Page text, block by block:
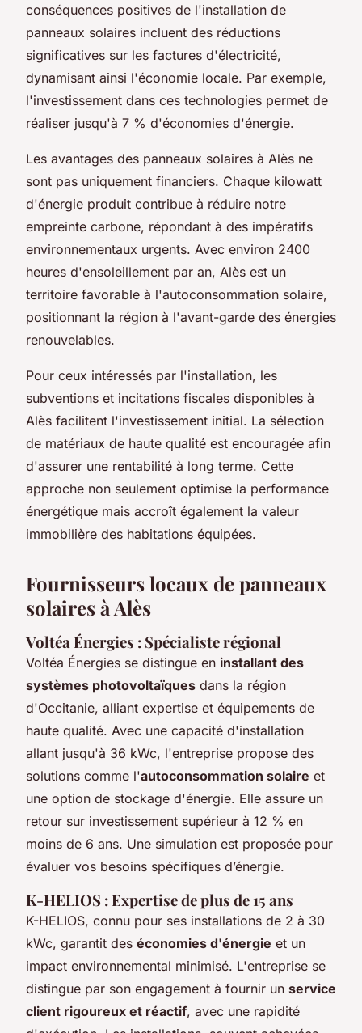
conséquences positives de l'installation de
panneaux solaires incluent des réductions
significatives sur les factures d'électricité,
dynamisant ainsi l'économie locale. Par exemple,
l'investissement dans ces technologies permet de
réaliser jusqu'à 7 % d'économies d'énergie.
Les avantages des panneaux solaires à Alès ne
sont pas uniquement financiers. Chaque kilowatt
d'énergie produit contribue à réduire notre
empreinte carbone, répondant à des impératifs
environnementaux urgents. Avec environ 2400
heures d'ensoleillement par an, Alès est un
territoire favorable à l'autoconsommation solaire,
positionnant la région à l'avant-garde des énergies
renouvelables.
Pour ceux intéressés par l'installation, les
subventions et incitations fiscales disponibles à
Alès facilitent l'investissement initial. La sélection
de matériaux de haute qualité est encouragée afin
d'assurer une rentabilité à long terme. Cette
approche non seulement optimise la performance
énergétique mais accroît également la valeur
immobilière des habitations équipées.
Fournisseurs locaux de panneaux
solaires à Alès
Voltéa Énergies : Spécialiste régional
Voltéa Énergies se distingue en installant des
systèmes photovoltaïques dans la région
d'Occitanie, alliant expertise et équipements de
haute qualité. Avec une capacité d'installation
allant jusqu'à 36 kWc, l'entreprise propose des
solutions comme l'autoconsommation solaire et
une option de stockage d'énergie. Elle assure un
retour sur investissement supérieur à 12 % en
moins de 6 ans. Une simulation est proposée pour
évaluer vos besoins spécifiques d’énergie.
K-HELIOS : Expertise de plus de 15 ans
K-HELIOS, connu pour ses installations de 2 à 30
kWc, garantit des économies d'énergie et un
impact environnemental minimisé. L'entreprise se
distingue par son engagement à fournir un service
client rigoureux et réactif, avec une rapidité